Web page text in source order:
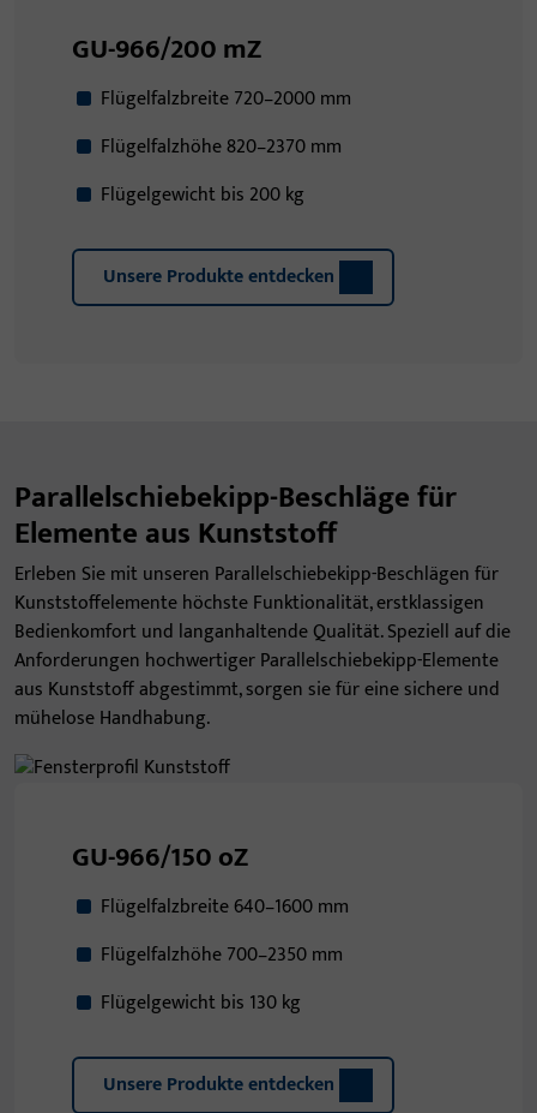
GU-966/200 mZ
Flügelfalzbreite 720–2000 mm
Flügelfalzhöhe 820–2370 mm
Flügelgewicht bis 200 kg
Unsere Produkte entdecken
Parallelschiebekipp-Beschläge für
Elemente aus Kunststoff
Erleben Sie mit unseren Parallelschiebekipp-Beschlägen für
Kunststoffelemente höchste Funktionalität, erstklassigen
Bedienkomfort und langanhaltende Qualität. Speziell auf die
Anforderungen hochwertiger Parallelschiebekipp-Elemente
aus Kunststoff abgestimmt, sorgen sie für eine sichere und
mühelose Handhabung.
GU-966/150 oZ
Flügelfalzbreite 640–1600 mm
Flügelfalzhöhe 700–2350 mm
Flügelgewicht bis 130 kg
Unsere Produkte entdecken